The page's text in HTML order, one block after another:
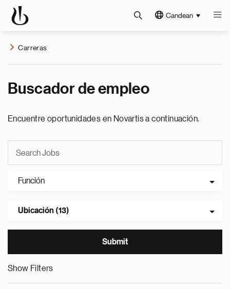
Candean
Carreras
Buscador de empleo
Encuentre oportunidades en Novartis a continuación.
Función
Ubicación (13)
Show Filters